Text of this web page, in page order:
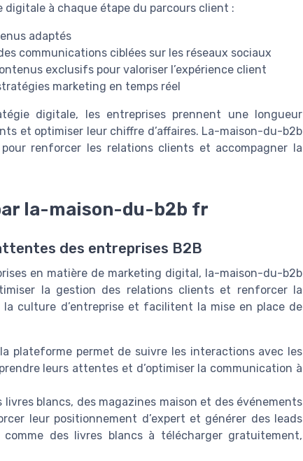
digitale à chaque étape du parcours client :
adaptés
communications ciblées sur les réseaux sociaux
exclusifs pour valoriser l’expérience client
marketing en temps réel
digitale, les entreprises prennent une longueur
et optimiser leur chiffre d’affaires. La-maison-du-b2b
renforcer les relations clients et accompagner la
la-maison-du-b2b fr
des entreprises B2B
en matière de marketing digital, la-maison-du-b2b
la gestion des relations clients et renforcer la
culture d’entreprise et facilitent la mise en place de
plateforme permet de suivre les interactions avec les
leurs attentes et d’optimiser la communication à
livres blancs, des magazines maison et des événements
leur positionnement d’expert et générer des leads
des livres blancs à télécharger gratuitement,